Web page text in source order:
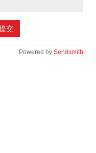
交
Powered by Sendsmith